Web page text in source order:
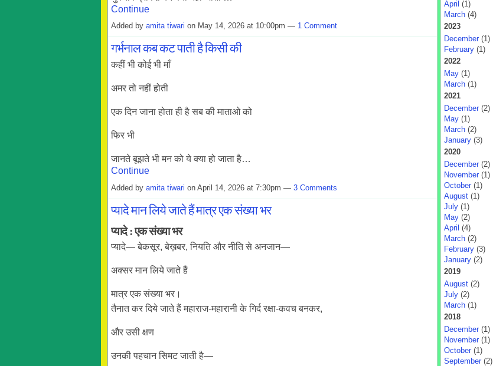
Continue
Added by amita tiwari on May 14, 2026 at 10:00pm — 1 Comment
गर्भनाल कब कट पाती है किसी की
कहीं भी कोई भी माँ
अमर तो नहीं होती
एक दिन जाना होता ही है सब की माताओ को
फिर भी
जानते बूझते भी मन को ये क्या हो जाता है…
Continue
Added by amita tiwari on April 14, 2026 at 7:30pm — 3 Comments
प्यादे मान लिये जाते हैं मात्र एक संख्या भर
प्यादे : एक संख्या भर
प्यादे— बेकसूर, बेख़बर, नियति और नीति से अनजान—
अक्सर मान लिये जाते हैं
मात्र एक संख्या भर।
तैनात कर दिये जाते हैं महाराज-महारानी के गिर्द रक्षा-कवच बनकर,
और उसी क्षण
उनकी पहचान सिमट जाती है—
April (1)
March (4)
2023
December (1)
February (1)
2022
May (1)
March (1)
2021
December (2)
May (1)
March (2)
January (3)
2020
December (2)
November (1)
October (1)
August (1)
July (1)
May (2)
April (4)
March (2)
February (3)
January (2)
2019
August (2)
July (2)
March (1)
2018
December (1)
November (1)
October (1)
September (2)